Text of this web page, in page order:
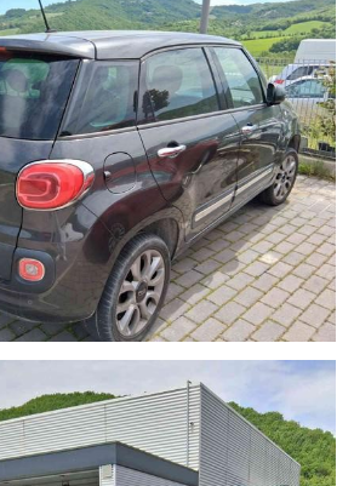
da garanzia di conformità europea
su tutto il territorio Italiano, estendibile
garanzie convenzionali ulteriori.
il tuo usato, per richiesta valutazione
marca/modello/km/anno/condizioni
ed allegare delle foto evidenziando
eseguire.
con finanziamento o leasing in comode
valutare in sede poichè il calcolatore
indicativo.
valore futuro garantito anche per i nostri
contatto telefonico allo 0722810139.
sito www.dinimotors.com, troverai